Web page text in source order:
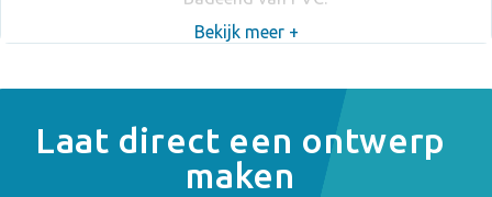
Bekijk meer +
Laat direct een ontwerp
maken